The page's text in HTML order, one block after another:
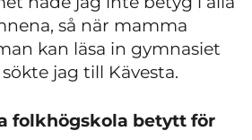
så när mamma
kan läsa in gymnasiet
jag till Kävesta.
folkhögskola betytt för